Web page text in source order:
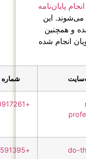
این
و همچنین
انجام شده
+989120917261
do-
+989351591395